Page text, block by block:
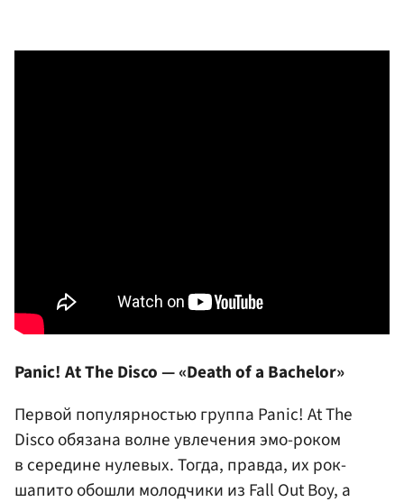
Panic! At The Disco — «Death of a Bachelor»
Первой популярностью группа Panic! At The
Disco обязана волне увлечения эмо-роком
в середине нулевых. Тогда, правда, их рок-
шапито обошли молодчики из Fall Out Boy, а